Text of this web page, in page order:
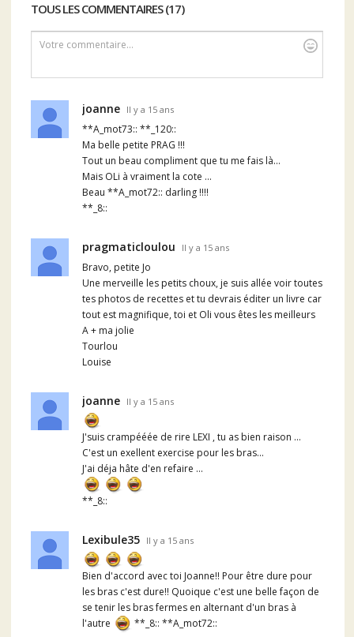
TOUS LES COMMENTAIRES (17)
Votre commentaire...
joanne Il y a 15 ans
**A_mot73:: **_120::
Ma belle petite PRAG !!!
Tout un beau compliment que tu me fais là...
Mais OLi à vraiment la cote ...
Beau **A_mot72:: darling !!!!
**_8::
pragmaticloulou Il y a 15 ans
Bravo, petite Jo
Une merveille les petits choux, je suis allée voir toutes
tes photos de recettes et tu devrais éditer un livre car
tout est magnifique, toi et Oli vous êtes les meilleurs
A + ma jolie
Tourlou
Louise
joanne Il y a 15 ans
J'suis crampééée de rire LEXI , tu as bien raison ...
C'est un exellent exercise pour les bras...
J'ai déja hâte d'en refaire ...
**_8::
Lexibule35 Il y a 15 ans
Bien d'accord avec toi Joanne!! Pour être dure pour
les bras c'est dure!! Quoique c'est une belle façon de
se tenir les bras fermes en alternant d'un bras à
l'autre
**_8:: **A_mot72::